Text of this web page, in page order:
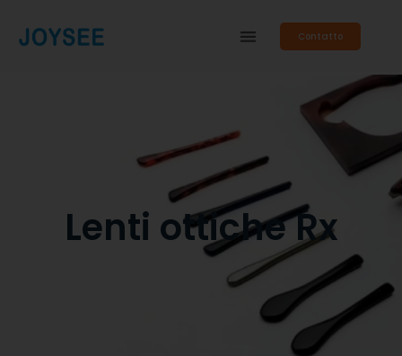
Contatto
Lenti ottiche Rx